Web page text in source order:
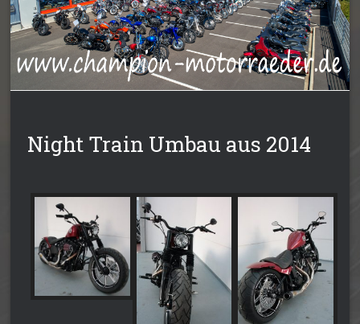
Night Train Umbau aus 2014